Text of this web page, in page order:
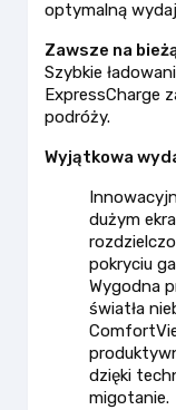
optymalną
Zawsze na
Szybkie
ExpressCharge
podróży.
Wyjątkowa
dużym
pokryciu
Wygodna
światła
dzięki
migotanie.